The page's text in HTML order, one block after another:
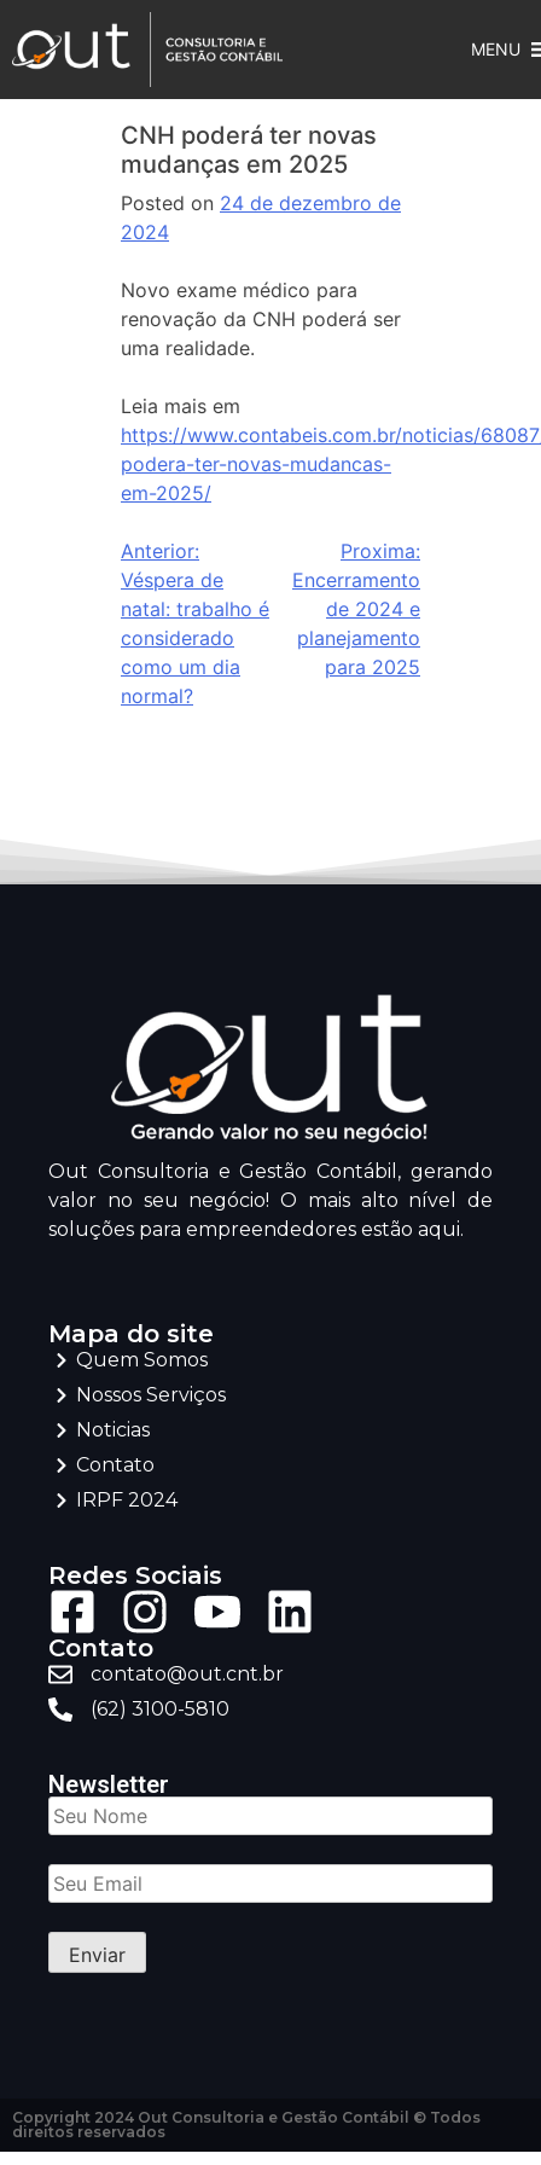
MENU
CNH poderá ter novas
mudanças em 2025
Posted on 24 de dezembro de
2024
Novo exame médico para
renovação da CNH poderá ser
uma realidade.
Leia mais em
https://www.contabeis.com.br/noticias/
podera-ter-novas-mudancas-
em-2025/
Anterior:
Véspera de
natal: trabalho é
considerado
como um dia
normal?
Proxima:
Encerramento
de 2024 e
planejamento
para 2025
Out Consultoria e Gestão Contábil, gerando
valor no seu negócio! O mais alto nível de
soluções para empreendedores estão aqui.
Mapa do site
Quem Somos
Nossos Serviços
Noticias
Contato
IRPF 2024
Redes Sociais
Contato
contato@out.cnt.br
(62) 3100-5810
Newsletter
Copyright 2024 Out Consultoria e Gestão Contábil © Todos
direitos reservados